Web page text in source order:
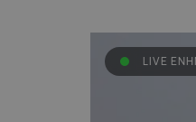
LIVE